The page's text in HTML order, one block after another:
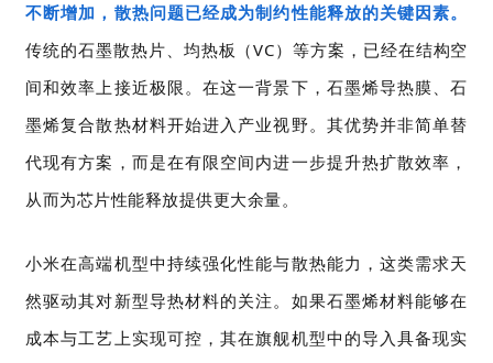
不断增加，散热问题已经成为制约性能释放的关键因素。
传统的石墨散热片、均热板（VC）等方案，已经在结构空
间和效率上接近极限。在这一背景下，石墨烯导热膜、石
墨烯复合散热材料开始进入产业视野。其优势并非简单替
代现有方案，而是在有限空间内进一步提升热扩散效率，
从而为芯片性能释放提供更大余量。
小米在高端机型中持续强化性能与散热能力，这类需求天
然驱动其对新型导热材料的关注。如果石墨烯材料能够在
成本与工艺上实现可控，其在旗舰机型中的导入具备现实